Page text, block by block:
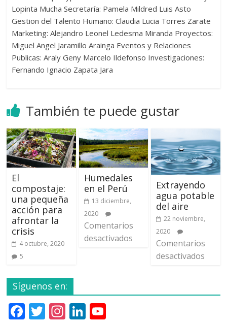
Lopinta Mucha Secretaría: Pamela Mildred Luis Asto
Gestion del Talento Humano: Claudia Lucia Torres Zarate
Marketing: Alejandro Leonel Ledesma Miranda Proyectos:
Miguel Angel Jaramillo Arainga Eventos y Relaciones
Publicas: Araly Geny Marcelo Ildefonso Investigaciones:
Fernando Ignacio Zapata Jara
También te puede gustar
El
compostaje:
una pequeña
acción para
afrontar la
crisis
4 octubre, 2020
5
Humedales
en el Perú
13 diciembre,
2020
Comentarios
desactivados
Extrayendo
agua potable
del aire
22 noviembre,
2020
Comentarios
desactivados
Síguenos en:
F T In Li